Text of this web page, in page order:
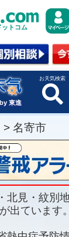
トコム
東進
お天気検索
> 名寄市
北見・紋別
出ています